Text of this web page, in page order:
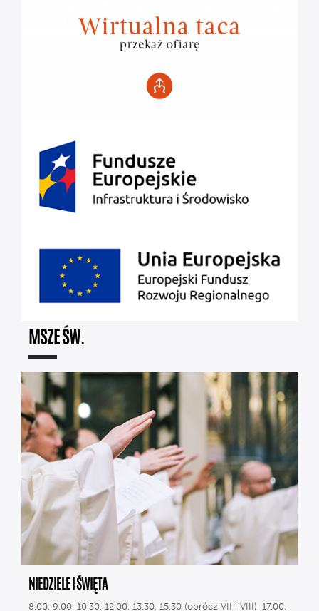
MSZE ŚW.
NIEDZIELE I ŚWIĘTA
8.00, 9.00, 10.30, 12.00, 13.30, 15.30 (oprócz VII i VIII), 17.00,